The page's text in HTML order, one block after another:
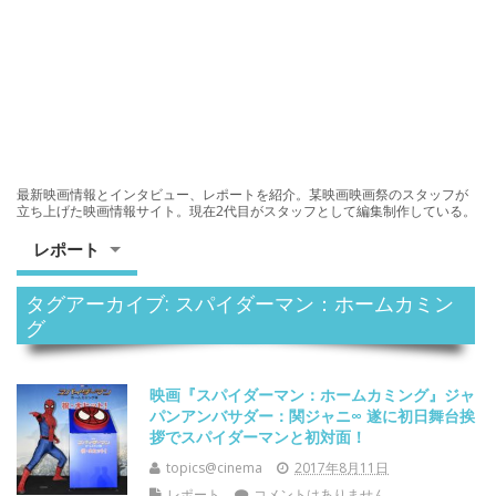
最新映画情報とインタビュー、レポートを紹介。某映画映画祭のスタッフが
立ち上げた映画情報サイト。現在2代目がスタッフとして編集制作している。
レポート
タグアーカイブ: スパイダーマン：ホームカミン
グ
映画『スパイダーマン：ホームカミング』ジャ
パンアンバサダー：関ジャニ∞ 遂に初日舞台挨
拶でスパイダーマンと初対面！
topics@cinema
2017年8月11日